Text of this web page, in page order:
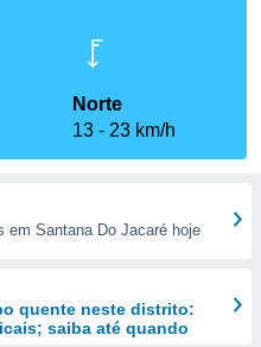
Norte
13
23 km/h
em Santana Do Jacaré hoje
quente neste distrito:
saiba até quando